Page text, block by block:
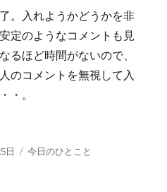
。入れようかどうかを非
定のようなコメントも見
るほど時間がないので、
のコメントを無視して入
・。
日
カ
今日のひとこと